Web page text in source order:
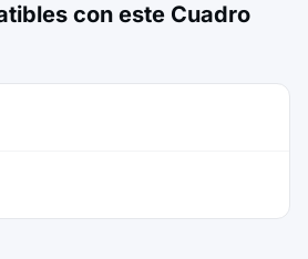
con este Cuadro